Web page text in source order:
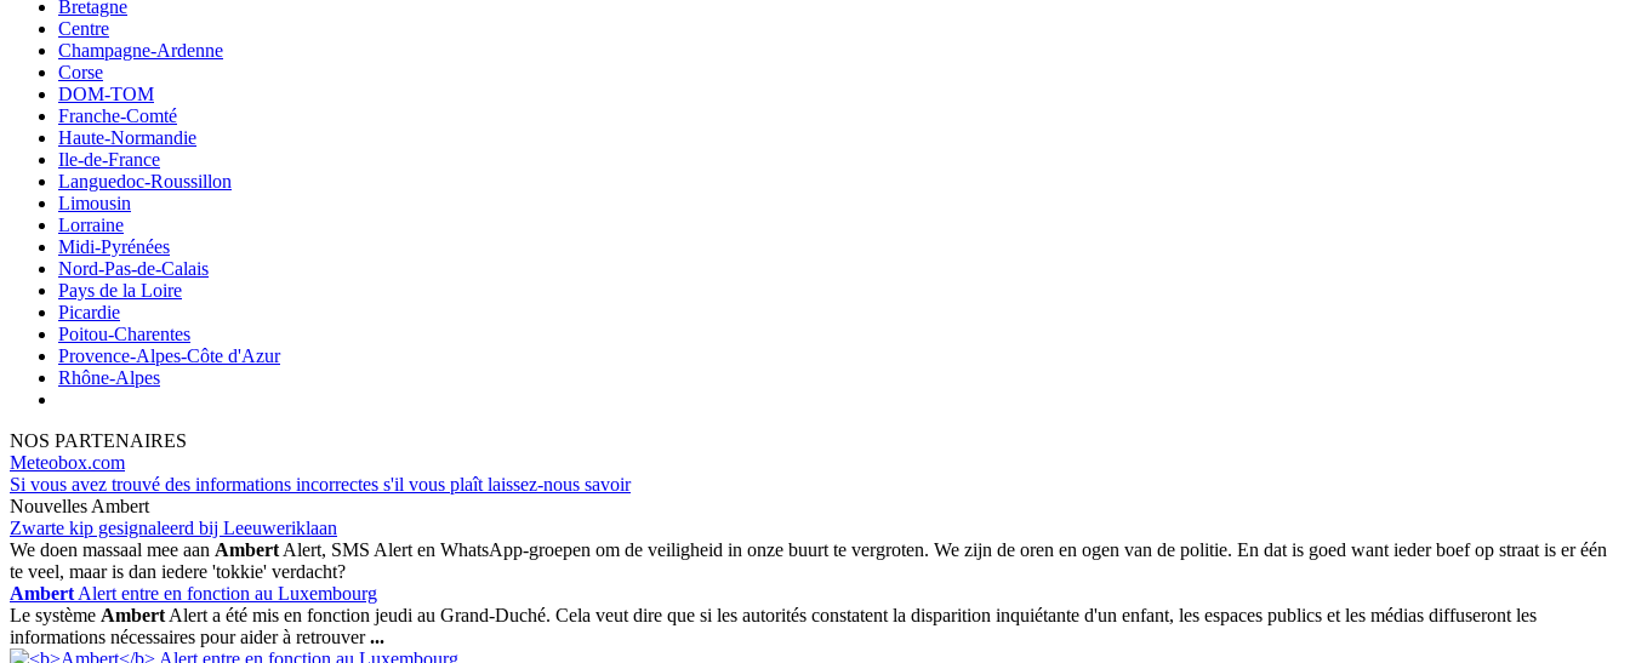
Bretagne
Centre
Champagne-Ardenne
Corse
DOM-TOM
Franche-Comté
Haute-Normandie
Ile-de-France
Languedoc-Roussillon
Limousin
Lorraine
Midi-Pyrénées
Nord-Pas-de-Calais
Pays de la Loire
Picardie
Poitou-Charentes
Provence-Alpes-Côte d'Azur
Rhône-Alpes
NOS PARTENAIRES
Meteobox.com
Si vous avez trouvé des informations incorrectes s'il vous plaît laissez-nous savoir
Nouvelles Ambert
Zwarte kip gesignaleerd bij Leeuweriklaan
We doen massaal mee aan Ambert Alert, SMS Alert en WhatsApp-groepen om de veiligheid in onze buurt te vergroten. We zijn de oren en ogen van de politie. En dat is goed want ieder boef op straat is er één
te veel, maar is dan iedere 'tokkie' verdacht?
Ambert Alert entre en fonction au Luxembourg
Le système Ambert Alert a été mis en fonction jeudi au Grand-Duché. Cela veut dire que si les autorités constatent la disparition inquiétante d'un enfant, les espaces publics et les médias diffuseront les
informations nécessaires pour aider à retrouver...